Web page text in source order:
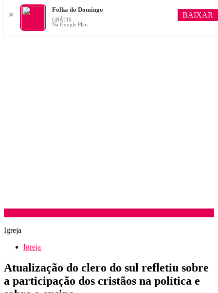
Igreja
Igreja
Atualização do clero do sul refletiu sobre
a participação dos cristãos na política e
✕
Folha do Domingo
GRÁTIS
Na Google Play
BAIXAR